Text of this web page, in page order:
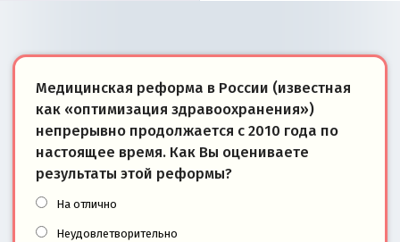
Медицинская реформа в России (известная
как «оптимизация здравоохранения»)
непрерывно продолжается с 2010 года по
настоящее время. Как Вы оцениваете
результаты этой реформы?
На отлично
Неудовлетворительно